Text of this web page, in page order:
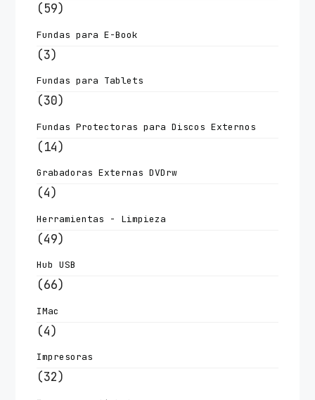
(59)
Fundas para E-Book
(3)
Fundas para Tablets
(30)
Fundas Protectoras para Discos Externos
(14)
Grabadoras Externas DVDrw
(4)
Herramientas - Limpieza
(49)
Hub USB
(66)
IMac
(4)
Impresoras
(32)